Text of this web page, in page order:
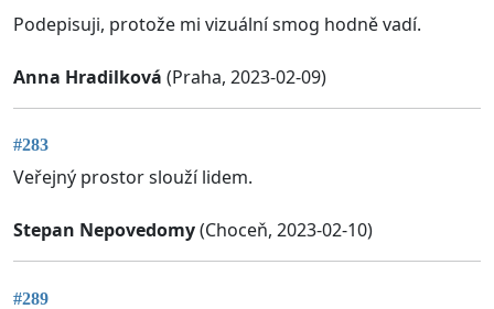
Podepisuji, protože mi vizuální smog hodně vadí.
Anna Hradilková (Praha, 2023-02-09)
#283
Veřejný prostor slouží lidem.
Stepan Nepovedomy(Choceň, 2023-02-10)
#289